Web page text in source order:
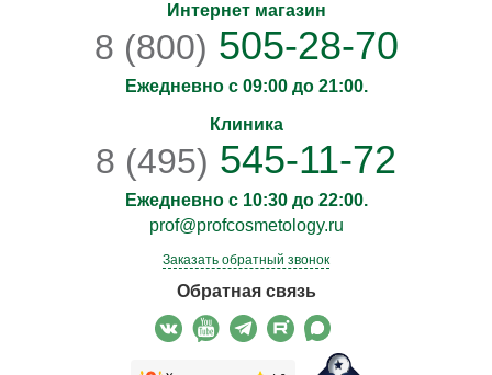
Интернет магазин
8 (800) 505-28-70
Ежедневно с 09:00 до 21:00.
Клиника
8 (495) 545-11-72
Ежедневно с 10:30 до 22:00.
prof@profcosmetology.ru
Заказать обратный звонок
Обратная связь